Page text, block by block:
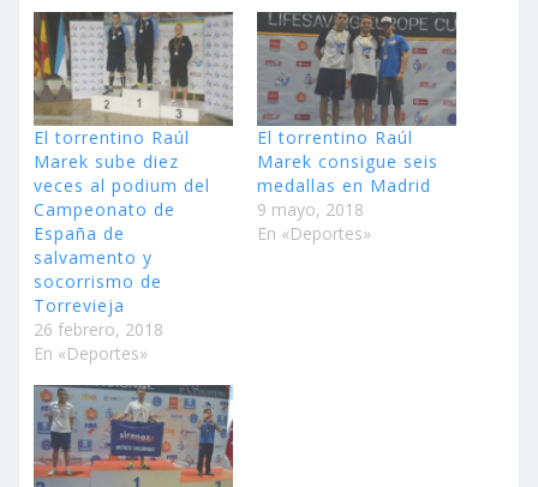
El torrentino Raúl
Marek sube diez
veces al podium del
Campeonato de
España de
salvamento y
socorrismo de
Torrevieja
26 febrero, 2018
En «Deportes»
El torrentino Raúl
Marek consigue seis
medallas en Madrid
9 mayo, 2018
En «Deportes»